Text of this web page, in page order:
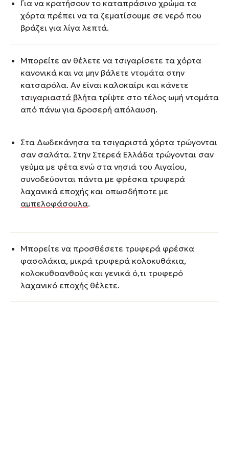
Για να κρατήσουν το καταπράσινο χρώμα τα
χόρτα πρέπει να τα ζεματίσουμε σε νερό που
βράζει για λίγα λεπτά.
Μπορείτε αν θέλετε να τσιγαρίσετε τα χόρτα
κανονικά και να μην βάλετε ντομάτα στην
κατσαρόλα. Αν είναι καλοκαίρι και κάνετε
τσιγαριαστά βλήτα τρίψτε στο τέλος ωμή ντομάτα
από πάνω για δροσερή απόλαυση.
Στα Δωδεκάνησα τα τσιγαριστά χόρτα τρώγονται
σαν σαλάτα. Στην Στερεά Ελλάδα τρώγονται σαν
γεύμα με φέτα ενώ στα νησιά του Αιγαίου,
συνοδεύονται πάντα με φρέσκα τρυφερά
λαχανικά εποχής και οπωσδήποτε με
αμπελοφάσουλα.
Μπορείτε να προσθέσετε τρυφερά φρέσκα
φασολάκια, μικρά τρυφερά κολοκυθάκια,
κολοκυθοανθούς και γενικά ό,τι τρυφερό
λαχανικό εποχής θέλετε.